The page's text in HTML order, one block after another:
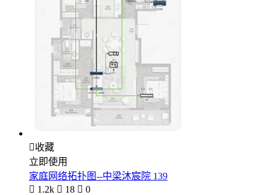
收藏
立即使用
家庭网络拓扑图--中梁沐宸院 139
 1.2k  18  0